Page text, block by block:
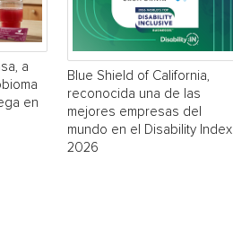
a
en
Blue Shield of California,
reconocida una de las
mejores empresas del
mundo en el Disability Index
2026